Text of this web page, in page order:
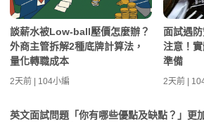
談薪水被Low-ball壓價怎麼辦？
外商主管拆解2種底牌計算法，
量化轉職成本
2天前 | 104小編
面試遇
注意！
準備
2天前 |
英文面試問題「你有哪些優點及缺點？」更